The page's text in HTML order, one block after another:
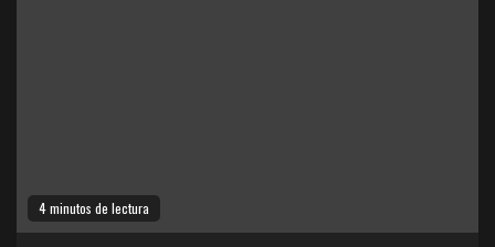
4 minutos de lectura